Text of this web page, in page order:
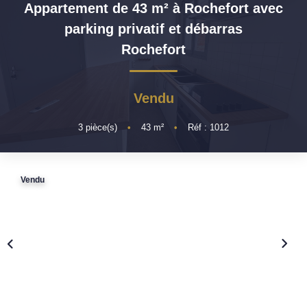
ACHETER
Nos Services
INVESTIR
Appartement de 43 m² à Rochefort avec
parking privatif et débarras
Rochefort
Vendu
3 pièce(s) • 43 m² • Réf : 1012
Vendu